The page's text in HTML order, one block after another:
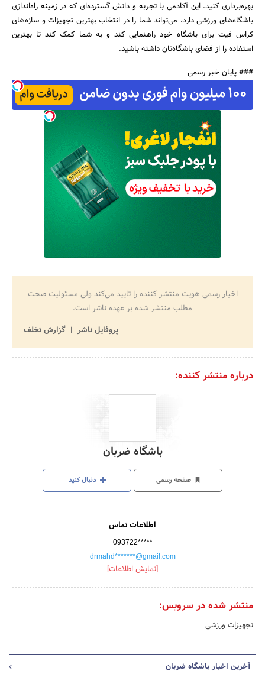
بهره‌برداری کنید. این آکادمی با تجربه و دانش گسترده‌ای که در زمینه راه‌اندازی
باشگاه‌های ورزشی دارد، می‌تواند شما را در انتخاب بهترین تجهیزات و سازه‌های
کراس فیت برای باشگاه خود راهنمایی کند و به شما کمک کند تا بهترین
استفاده را از فضای باشگاه‌تان داشته باشید.
### پایان خبر رسمی
اخبار رسمی هویت منتشر کننده را تایید می‌کند ولی مسئولیت صحت
مطلب منتشر شده بر عهده ناشر است.
پروفایل ناشر
گزارش تخلف
درباره منتشر کننده:
باشگاه ضربان
صفحه رسمی دنبال کنید
اطلاعات تماس
093722*****
drmahd*******@gmail.com
[نمایش اطلاعات]
منتشر شده در سرویس:
تجهیزات ورزشی
آخرین اخبار باشگاه ضربان